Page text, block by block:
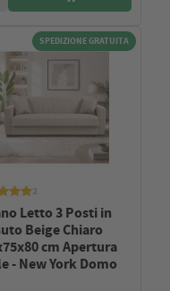
SPEDIZIONE GRATUITA
Letto 3 Posti in
Beige Chiaro
cm Apertura
- New York Domo